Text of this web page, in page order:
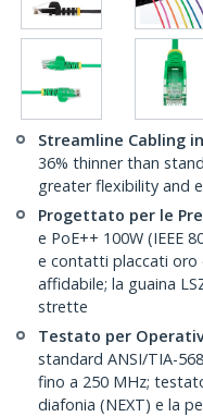
Streamline Cabling
36% thinner than
greater flexibility and
Progettato per le
e PoE++ 100W (IEEE
e contatti placcati oro
affidabile; la guaina
strette
Testato per
standard ANSI/TIA-
fino a 250 MHz;
diafonia (NEXT) e la